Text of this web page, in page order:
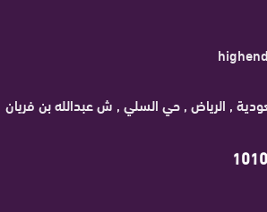
, الرياض , حي السلي , ش عبدالله بن فريان